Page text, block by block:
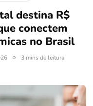
destina R$
conectem
no Brasil
3 mins de leitura